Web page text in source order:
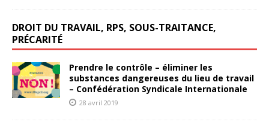
DROIT DU TRAVAIL, RPS, SOUS-TRAITANCE,
PRÉCARITÉ
Prendre le contrôle – éliminer les
substances dangereuses du lieu de travail
– Confédération Syndicale Internationale
28 avril 2019